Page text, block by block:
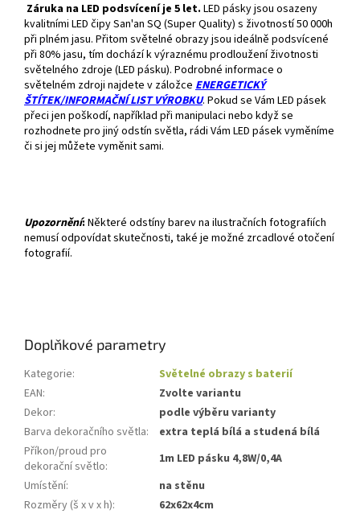
Záruka na LED podsvícení je 5 let. LED pásky jsou osazeny
kvalitními LED čipy San'an SQ (Super Quality) s životností 50 000h
při plném jasu. Přitom světelné obrazy jsou ideálně podsvícené
při 80% jasu, tím dochází k výraznému prodloužení životnosti
světelného zdroje (LED pásku). Podrobné informace o
světelném zdroji najdete v záložce ENERGETICKÝ
ŠTÍTEK/INFORMAČNÍ LIST VÝROBKU. Pokud se Vám LED pásek
přeci jen poškodí, například při manipulaci nebo když se
rozhodnete pro jiný odstín světla, rádi Vám LED pásek vyměníme
či si jej můžete vyměnit sami.
Upozornění: Některé odstíny barev na ilustračních fotografiích
nemusí odpovídat skutečnosti, také je možné zrcadlové otočení
fotografií.
Doplňkové parametry
Kategorie:
Světelné obrazy s baterií
EAN:
Zvolte variantu
Dekor:
podle výběru varianty
Barva dekoračního světla:
extra teplá bílá a studená bílá
Příkon/proud pro
dekorační světlo:
1m LED pásku 4,8W/0,4A
Umístění:
na stěnu
Rozměry (š x v x h):
62x62x4cm